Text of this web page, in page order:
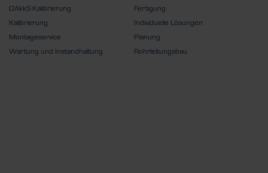
DAkkS Kalibrierung
Kalibrierung
Montageservice
Wartung und Instandhaltung
Fertigung
Individuelle Lösungen
Planung
Rohrleitungsbau